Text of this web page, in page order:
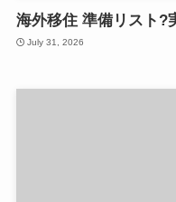
海外移住 準備リスト?
July 31, 2026